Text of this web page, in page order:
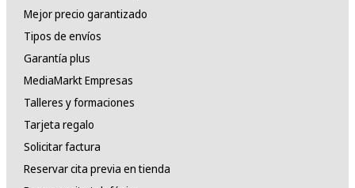
Mejor precio garantizado
Tipos de envíos
Garantía plus
MediaMarkt Empresas
Talleres y formaciones
Tarjeta regalo
Solicitar factura
Reservar cita previa en tienda